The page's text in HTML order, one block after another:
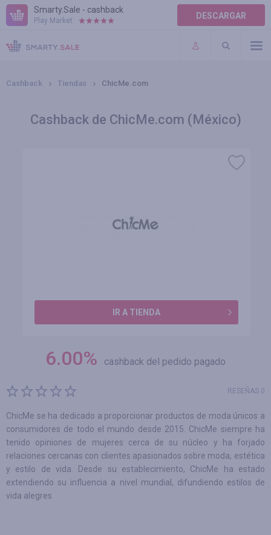
Smarty.Sale - cashback
Play Market: DESCARGAR
AYUDA
TÉRMINOS DE USO
Cashback Tiendas ChicMe.com
Cashback de ChicMe.com (México)
IR A TIENDA
6.00% cashback del pedido pagado
RESEÑAS 0
ChicMe se ha dedicado a proporcionar productos de moda únicos a
consumidores de todo el mundo desde 2015. ChicMe siempre ha
tenido opiniones de mujeres cerca de su núcleo y ha forjado
relaciones cercanas con clientes apasionados sobre moda, estética
y estilo de vida. Desde su establecimiento, ChicMe ha estado
extendiendo su influencia a nivel mundial, difundiendo estilos de
vida alegres